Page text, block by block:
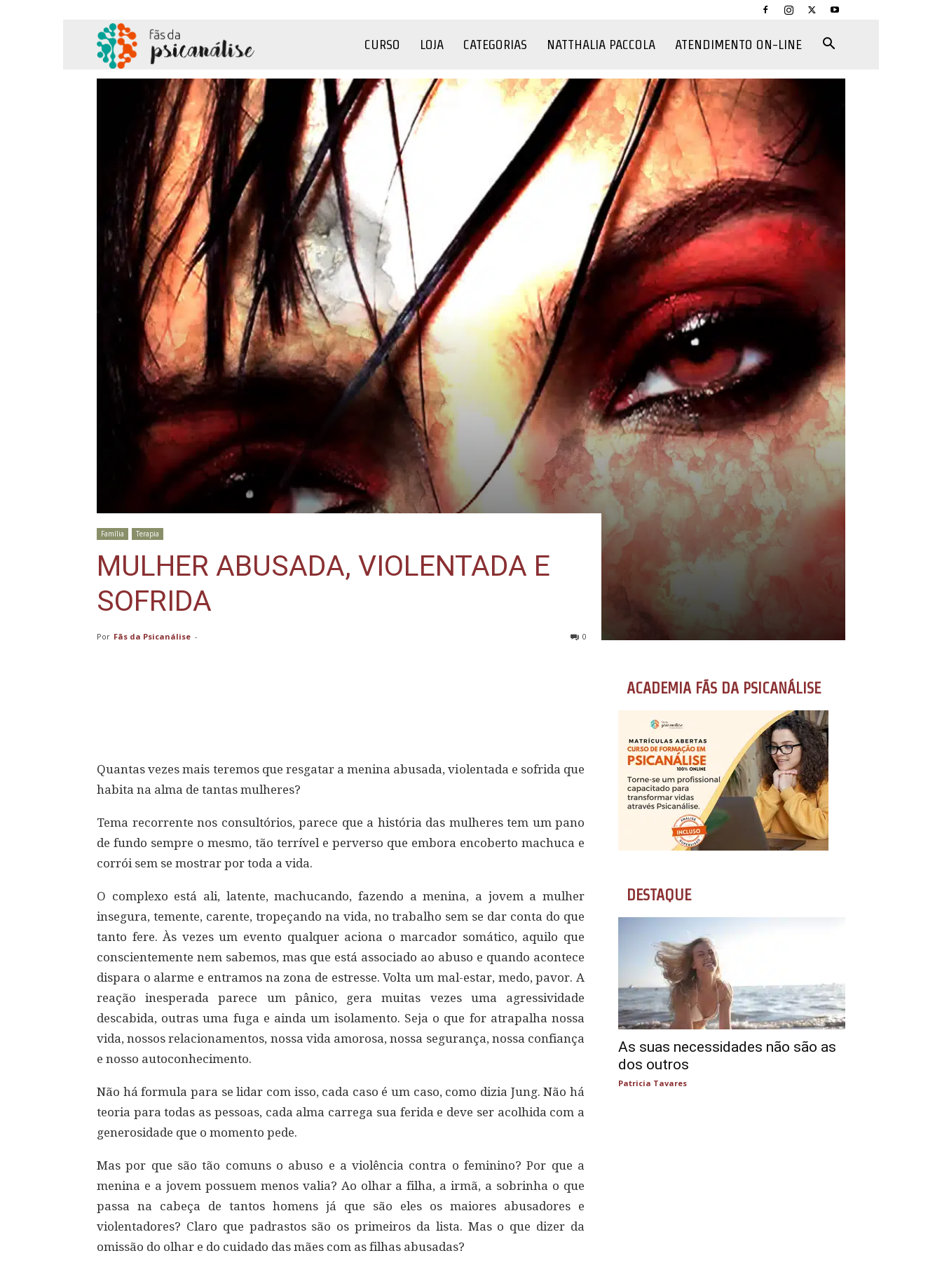
da
Psicanálise
CURSO LOJA CATEGORIAS NATTHALIA PACCOLA ATENDIMENTO ON-LINE
Família Terapia
MULHER ABUSADA, VIOLENTADA E
SOFRIDA
Por Fãs da Psicanálise - 0
Quantas vezes mais teremos que resgatar a menina abusada, violentada e sofrida que
habita na alma de tantas mulheres?
Tema recorrente nos consultórios, parece que a história das mulheres tem um pano
de fundo sempre o mesmo, tão terrível e perverso que embora encoberto machuca e
corrói sem se mostrar por toda a vida.
O complexo está ali, latente, machucando, fazendo a menina, a jovem a mulher
insegura, temente, carente, tropeçando na vida, no trabalho sem se dar conta do que
tanto fere. Às vezes um evento qualquer aciona o marcador somático, aquilo que
conscientemente nem sabemos, mas que está associado ao abuso e quando acontece
dispara o alarme e entramos na zona de estresse. Volta um mal-estar, medo, pavor. A
reação inesperada parece um pânico, gera muitas vezes uma agressividade
descabida, outras uma fuga e ainda um isolamento. Seja o que for atrapalha nossa
vida, nossos relacionamentos, nossa vida amorosa, nossa segurança, nossa confiança
e nosso autoconhecimento.
Não há formula para se lidar com isso, cada caso é um caso, como dizia Jung. Não há
teoria para todas as pessoas, cada alma carrega sua ferida e deve ser acolhida com a
generosidade que o momento pede.
Mas por que são tão comuns o abuso e a violência contra o feminino? Por que a
menina e a jovem possuem menos valia? Ao olhar a filha, a irmã, a sobrinha o que
passa na cabeça de tantos homens já que são eles os maiores abusadores e
violentadores? Claro que padrastos são os primeiros da lista. Mas o que dizer da
omissão do olhar e do cuidado das mães com as filhas abusadas?
ACADEMIA FÃS DA PSICANÁLISE
DESTAQUE
As suas necessidades não são as
dos outros
Patricia Tavares